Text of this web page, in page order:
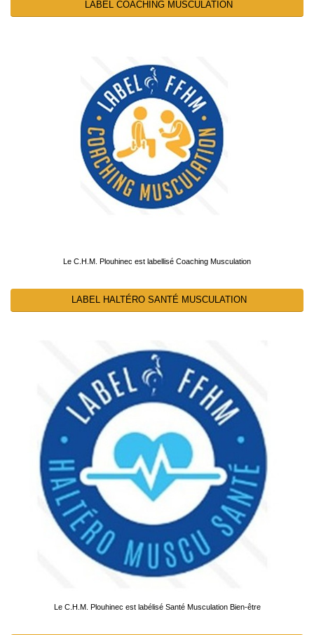
LABEL COACHING MUSCULATION
Le C.H.M. Plouhinec est labellisé Coaching Musculation
LABEL HALTÉRO SANTÉ MUSCULATION
Le C.H.M. Plouhinec est labélisé Santé Musculation Bien-être